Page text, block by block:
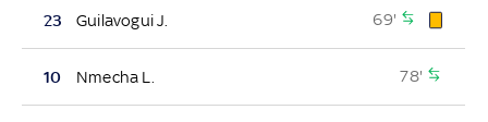
23 Guilavogui J. 69'
10 Nmecha L. 78'